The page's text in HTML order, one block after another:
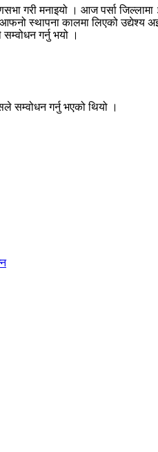
गरी मनाइयो । आज पर्सा
आफनो स्थापना कालमा लिएको
गर्नु भयो ।
सम्वोधन गर्नु भएको थियो ।